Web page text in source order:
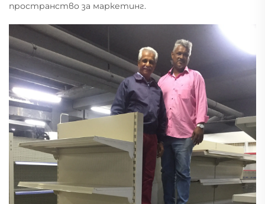
пространство за маркетинг.